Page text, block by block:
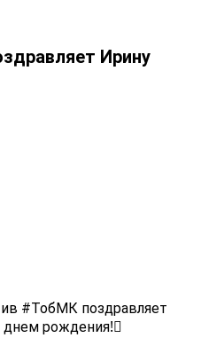
Ирину
#ТобМК поздравляет
днем рождения!